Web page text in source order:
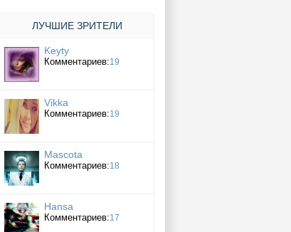
ЛУЧШИЕ ЗРИТЕЛИ
Keyty
Комментариев:19
Vikka
Комментариев:19
Mascota
Комментариев:18
Hansa
Комментариев:17